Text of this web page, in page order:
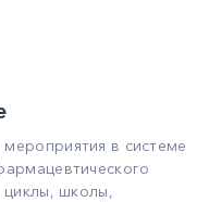
в системе
циклы, школы,